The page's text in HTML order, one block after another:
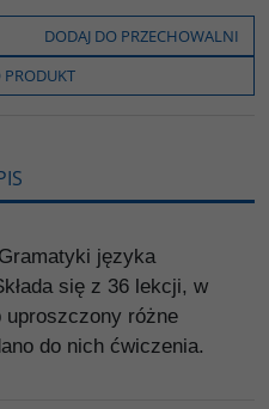
DODAJ DO PRZECHOWALNI
PRODUKT
języka
się z 36 lekcji, w
uproszczony różne
do nich ćwiczenia.